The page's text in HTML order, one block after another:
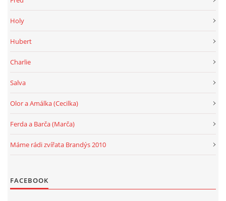
Holy
Hubert
Charlie
Salva
Olor a Amálka (Cecilka)
Ferda a Barča (Marča)
Máme rádi zvířata Brandýs 2010
FACEBOOK